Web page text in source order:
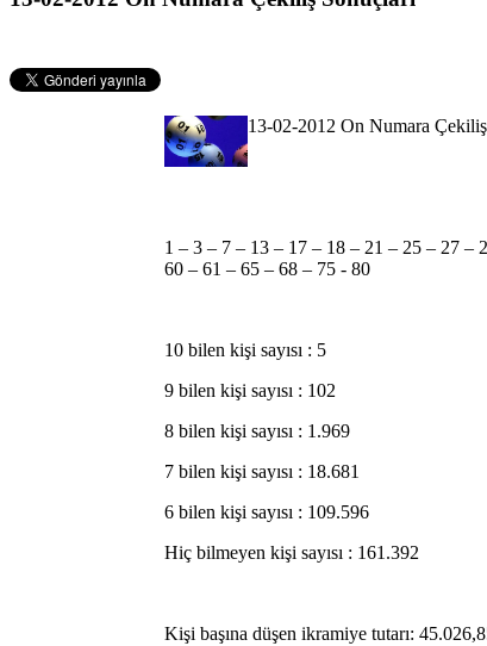
13-02-2012 On Numara
1 – 3 – 7 – 13 – 17 – 18 – 21 – 25 – 27 –
60 – 61 – 65 – 68 – 75 - 80
10 bilen kişi sayısı : 5
9 bilen kişi sayısı : 102
8 bilen kişi sayısı : 1.969
7 bilen kişi sayısı : 18.681
6 bilen kişi sayısı : 109.596
Hiç bilmeyen kişi sayısı : 161.392
Kişi başına düşen ikramiye tutarı: